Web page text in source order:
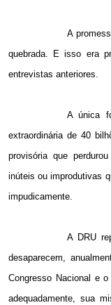
A
quebrada. E isso era
entrevistas anteriores.
A única
extraordinária de 40
provisória que
inúteis ou improdutivas
impudicamente.
A DRU
desaparecem,
Congresso Nacional e
adequadamente, sua